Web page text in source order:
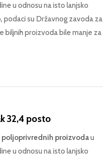
u odnosu na isto lanjsko
podaci su Državnog zavoda za
biljnih proizvoda bile manje za
32,4 posto
poljoprivrednih proizvodau
u odnosu na isto lanjsko